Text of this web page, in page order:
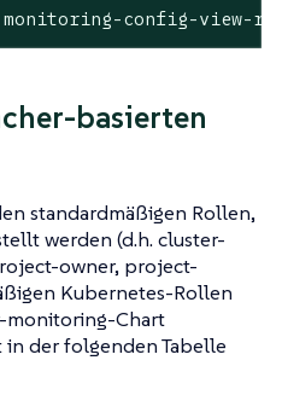
config-view-
basierten
standardmäßigen Rollen,
werden (d.h. cluster-
owner, project-
Kubernetes-Rollen
monitoring-Chart
der folgenden Tabelle